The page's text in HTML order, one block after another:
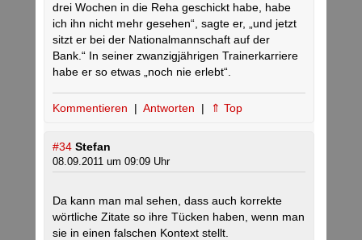
drei Wochen in die Reha geschickt habe, habe
ich ihn nicht mehr gesehen“, sagte er, „und jetzt
sitzt er bei der Nationalmannschaft auf der
Bank.“ In seiner zwanzigjährigen Trainerkarriere
habe er so etwas „noch nie erlebt“.
Kommentieren | Antworten | ⇑ Top
#34 Stefan
08.09.2011 um 09:09 Uhr
Da kann man mal sehen, dass auch korrekte
wörtliche Zitate so ihre Tücken haben, wenn man
sie in einen falschen Kontext stellt.